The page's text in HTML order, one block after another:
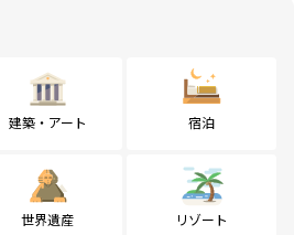
建築・アート 宿泊
世界遺産 リゾート